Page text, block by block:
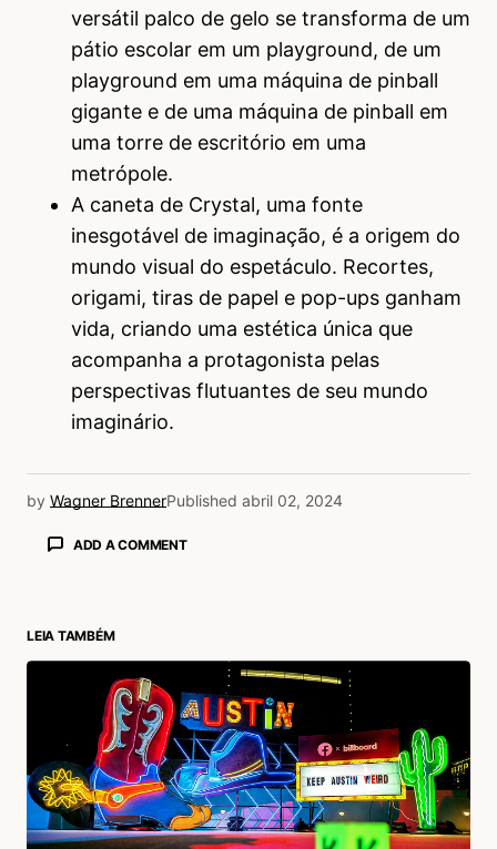
versátil palco de gelo se transforma de um
pátio escolar em um playground, de um
playground em uma máquina de pinball
gigante e de uma máquina de pinball em
uma torre de escritório em uma
metrópole.
A caneta de Crystal, uma fonte
inesgotável de imaginação, é a origem do
mundo visual do espetáculo. Recortes,
origami, tiras de papel e pop-ups ganham
vida, criando uma estética única que
acompanha a protagonista pelas
perspectivas flutuantes de seu mundo
imaginário.
by Wagner BrennerPublished abril 02, 2024
ADD A COMMENT
LEIA TAMBÉM